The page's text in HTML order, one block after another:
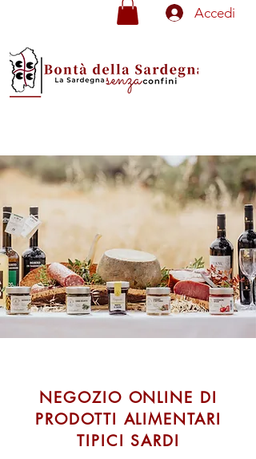
Accedi
NEGOZIO ONLINE DI
PRODOTTI ALIMENTARI
TIPICI SARDI